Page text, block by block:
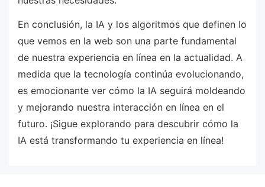
En conclusión, la IA y los algoritmos que definen lo
que vemos en la web son una parte fundamental
de nuestra experiencia en línea en la actualidad. A
medida que la tecnología continúa evolucionando,
es emocionante ver cómo la IA seguirá moldeando
y mejorando nuestra interacción en línea en el
futuro. ¡Sigue explorando para descubrir cómo la
IA está transformando tu experiencia en línea!